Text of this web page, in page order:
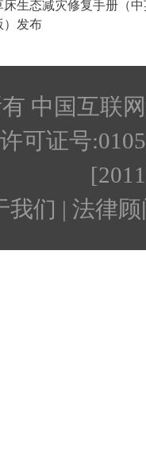
中国互联
可证号
我们 | 法律